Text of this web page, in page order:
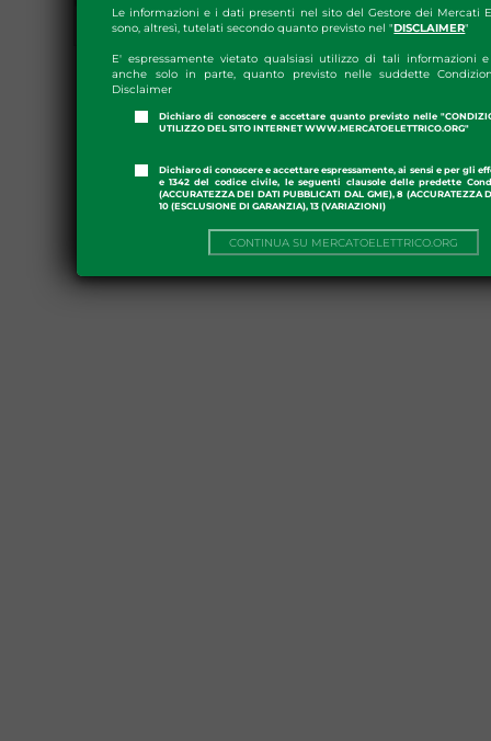
Le informazioni e i dati presenti nel sito del Gestore dei Mercati
sono, altresì, tutelati secondo quanto previsto nel "DISCLAIMER"
E' espressamente vietato qualsiasi utilizzo di tali informazioni
anche solo in parte, quanto previsto nelle suddette
Disclaimer
Dichiaro di conoscere e accettare quanto previsto nelle
UTILIZZO DEL SITO INTERNET WWW.MERCATOELETTRICO.ORG"
Dichiaro di conoscere e accettare espressamente, ai sensi e per gli
e 1342 del codice civile, le seguenti clausole delle predette
(ACCURATEZZA DEI DATI PUBBLICATI DAL GME), 8 (ACCURATEZZA
10 (ESCLUSIONE DI GARANZIA), 13 (VARIAZIONI)
CONTINUA SU MERCATOELETTRICO.ORG